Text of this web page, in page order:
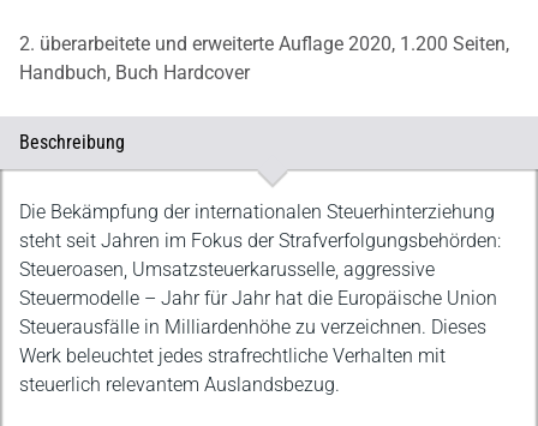
2. überarbeitete und erweiterte Auflage 2020, 1.200 Seiten,
Handbuch, Buch Hardcover
Beschreibung
Beschreibung
Die Bekämpfung der internationalen Steuerhinterziehung
steht seit Jahren im Fokus der Strafverfolgungsbehörden:
Steueroasen, Umsatzsteuerkarusselle, aggressive
Steuermodelle – Jahr für Jahr hat die Europäische Union
Steuerausfälle in Milliardenhöhe zu verzeichnen. Dieses
Werk beleuchtet jedes strafrechtliche Verhalten mit
steuerlich relevantem Auslandsbezug.